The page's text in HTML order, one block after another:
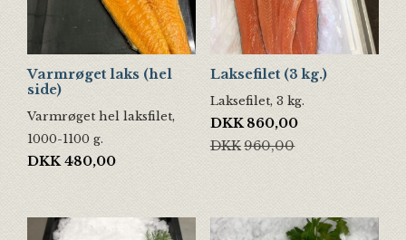
Varmrøget laks (hel
side)
Varmrøget hel laksfilet,
1000-1100 g.
DKK 480,00
Laksefilet (3 kg.)
Laksefilet, 3 kg.
DKK960,00
Den oprindelige pris var:
DKK 860,00
Den aktuelle pris er: